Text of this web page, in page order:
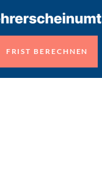
FRIST BERECHNEN